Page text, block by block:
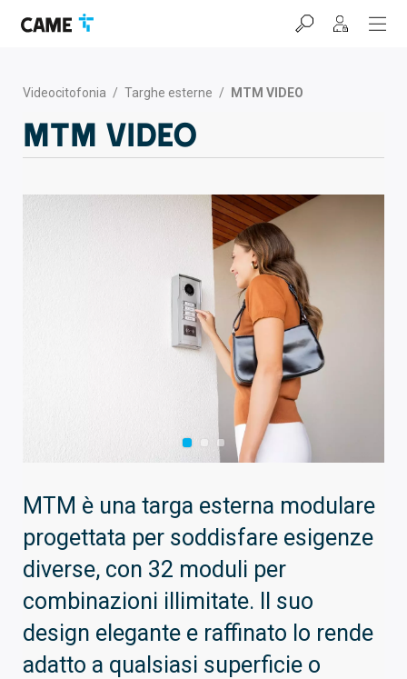
navigazione
Videocitofonia / Targhe esterne / MTM VIDEO
MTM VIDEO
MTM è una targa esterna modulare
progettata per soddisfare esigenze
diverse, con 32 moduli per
combinazioni illimitate. Il suo
design elegante e raffinato lo rende
adatto a qualsiasi superficie o